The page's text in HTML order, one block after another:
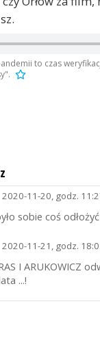
to czas
2020-11-20, godz.
sobie coś
2020-11-21, godz.
I ARUKOWICZ
...!